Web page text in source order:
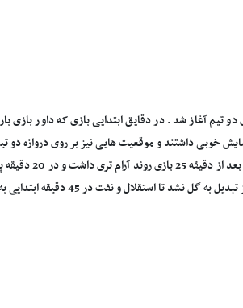
دو تیم آغاز شد. در دقایق ابتدایی بازی که داور بازی
خوبی داشتند و موقعیت هایی نیز بر روی دروازه دو
تیم موفق به فتح دروازه
و نفت در 45 دقیقه ابتدایی به تساوی برسند.